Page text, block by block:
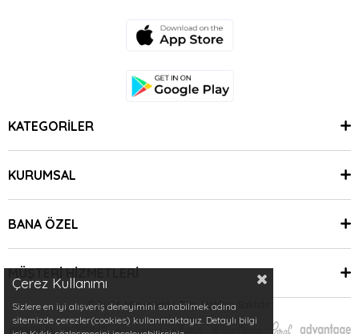
KATEGORİLER
KURUMSAL
BANA ÖZEL
MÜŞTERİ HİZMETLERİ
© 2024 Minimoda | Tüm Hakları Saklıdır.
Çerez Kullanımı
Sizlere en iyi alışveriş deneyimini sunabilmek adına
sitemizde çerezler(cookies) kullanmaktayız. Detaylı bilgi